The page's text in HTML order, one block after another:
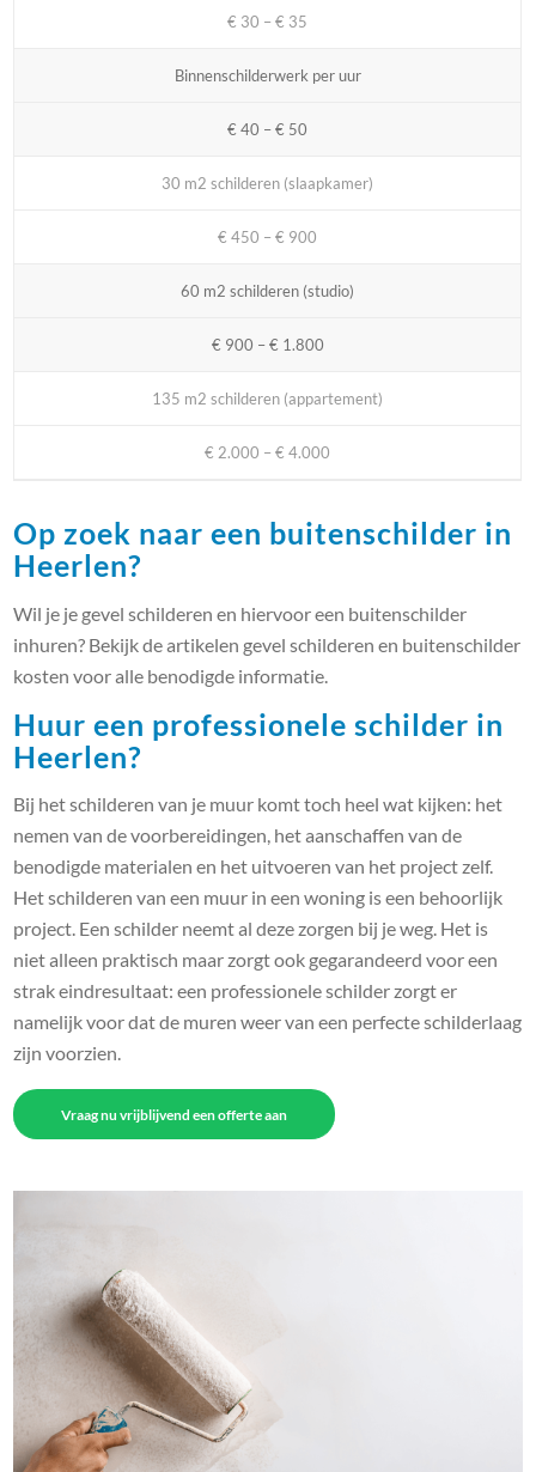
€ 30 – € 35
Binnenschilderwerk per uur
€ 40 – € 50
30 m2 schilderen (slaapkamer)
€ 450 – € 900
60 m2 schilderen (studio)
€ 900 – € 1.800
135 m2 schilderen (appartement)
€ 2.000 – € 4.000
Op zoek naar een buitenschilder in
Heerlen?
Wil je je gevel schilderen en hiervoor een buitenschilder
inhuren? Bekijk de artikelen gevel schilderen en buitenschilder
kosten voor alle benodigde informatie.
Huur een professionele schilder in
Heerlen?
Bij het schilderen van je muur komt toch heel wat kijken: het
nemen van de voorbereidingen, het aanschaffen van de
benodigde materialen en het uitvoeren van het project zelf.
Het schilderen van een muur in een woning is een behoorlijk
project. Een schilder neemt al deze zorgen bij je weg. Het is
niet alleen praktisch maar zorgt ook gegarandeerd voor een
strak eindresultaat: een professionele schilder zorgt er
namelijk voor dat de muren weer van een perfecte schilderlaag
zijn voorzien.
Vraag nu vrijblijvend een offerte aan